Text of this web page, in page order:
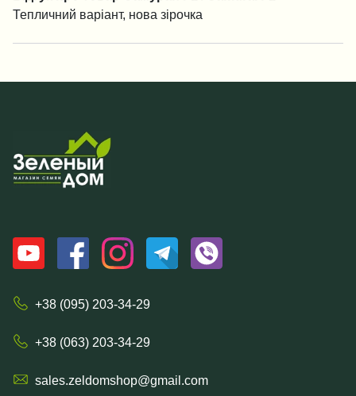
Тепличний варіант, нова зірочка
+38 (095) 203-34-29
+38 (063) 203-34-29
sales.zeldomshop@gmail.com